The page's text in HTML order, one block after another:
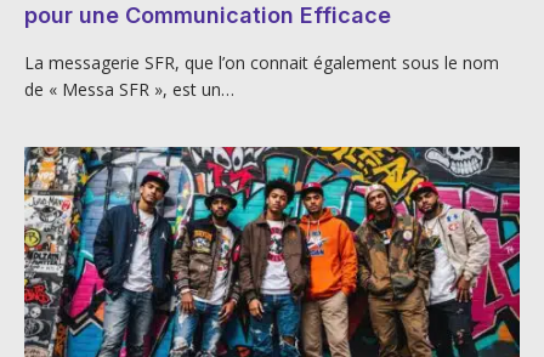
pour une Communication Efficace
La messagerie SFR, que l’on connait également sous le nom
de « Messa SFR », est un…